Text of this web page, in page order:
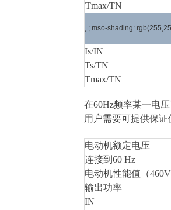
Tmax/TN
, ; mso-shading:
Is/IN
Ts/TN
Tmax/TN
在60Hz频率某一电
用户需要可提供保证
电动机额定电压
连接到60 Hz
电动机性能值（
输出功率
IN